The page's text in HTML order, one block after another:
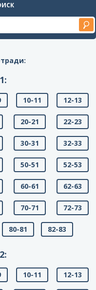
10-11 12-13
20-21 22-23
30-31 32-33
50-51 52-53
60-61 62-63
70-71 72-73
80-81 82-83
10-11 12-13